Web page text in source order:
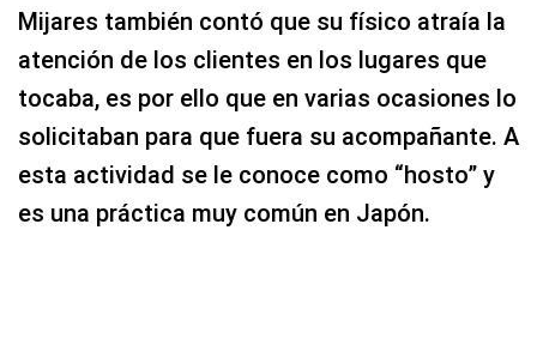
Mijares también contó que su físico atraía la
atención de los clientes en los lugares que
tocaba, es por ello que en varias ocasiones lo
solicitaban para que fuera su acompañante. A
esta actividad se le conoce como “hosto” y
es una práctica muy común en Japón.